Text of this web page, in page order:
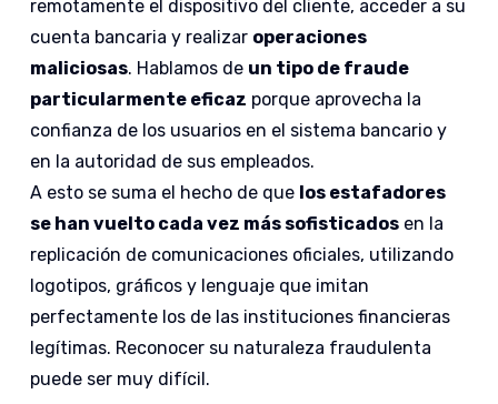
remotamente el dispositivo del cliente, acceder a su
cuenta bancaria y realizar operaciones
maliciosas. Hablamos de un tipo de fraude
particularmente eficaz porque aprovecha la
confianza de los usuarios en el sistema bancario y
en la autoridad de sus empleados.
A esto se suma el hecho de que los estafadores
se han vuelto cada vez más sofisticados en la
replicación de comunicaciones oficiales, utilizando
logotipos, gráficos y lenguaje que imitan
perfectamente los de las instituciones financieras
legítimas. Reconocer su naturaleza fraudulenta
puede ser muy difícil.